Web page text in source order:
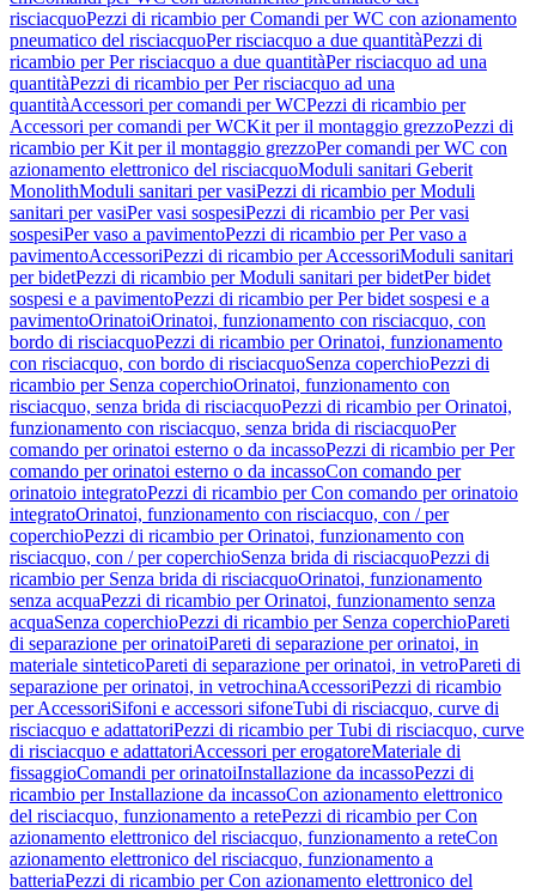
risciacquoPezzi di ricambio per Comandi per WC con azionamento
pneumatico del risciacquoPer risciacquo a due quantitàPezzi di
ricambio per Per risciacquo a due quantitàPer risciacquo ad una
quantitàPezzi di ricambio per Per risciacquo ad una
quantitàAccessori per comandi per WCPezzi di ricambio per
Accessori per comandi per WCKit per il montaggio grezzoPezzi di
ricambio per Kit per il montaggio grezzoPer comandi per WC con
azionamento elettronico del risciacquoModuli sanitari Geberit
MonolithModuli sanitari per vasiPezzi di ricambio per Moduli
sanitari per vasiPer vasi sospesiPezzi di ricambio per Per vasi
sospesiPer vaso a pavimentoPezzi di ricambio per Per vaso a
pavimentoAccessoriPezzi di ricambio per AccessoriModuli sanitari
per bidetPezzi di ricambio per Moduli sanitari per bidetPer bidet
sospesi e a pavimentoPezzi di ricambio per Per bidet sospesi e a
pavimentoOrinatoiOrinatoi, funzionamento con risciacquo, con
bordo di risciacquoPezzi di ricambio per Orinatoi, funzionamento
con risciacquo, con bordo di risciacquoSenza coperchioPezzi di
ricambio per Senza coperchioOrinatoi, funzionamento con
risciacquo, senza brida di risciacquoPezzi di ricambio per Orinatoi,
funzionamento con risciacquo, senza brida di risciacquoPer
comando per orinatoi esterno o da incassoPezzi di ricambio per Per
comando per orinatoi esterno o da incassoCon comando per
orinatoio integratoPezzi di ricambio per Con comando per orinatoio
integratoOrinatoi, funzionamento con risciacquo, con / per
coperchioPezzi di ricambio per Orinatoi, funzionamento con
risciacquo, con / per coperchioSenza brida di risciacquoPezzi di
ricambio per Senza brida di risciacquoOrinatoi, funzionamento
senza acquaPezzi di ricambio per Orinatoi, funzionamento senza
acquaSenza coperchioPezzi di ricambio per Senza coperchioPareti
di separazione per orinatoiPareti di separazione per orinatoi, in
materiale sinteticoPareti di separazione per orinatoi, in vetroPareti di
separazione per orinatoi, in vetrochinaAccessoriPezzi di ricambio
per AccessoriSifoni e accessori sifoneTubi di risciacquo, curve di
risciacquo e adattatoriPezzi di ricambio per Tubi di risciacquo, curve
di risciacquo e adattatoriAccessori per erogatoreMateriale di
fissaggioComandi per orinatoiInstallazione da incassoPezzi di
ricambio per Installazione da incassoCon azionamento elettronico
del risciacquo, funzionamento a retePezzi di ricambio per Con
azionamento elettronico del risciacquo, funzionamento a reteCon
azionamento elettronico del risciacquo, funzionamento a
batteriaPezzi di ricambio per Con azionamento elettronico del